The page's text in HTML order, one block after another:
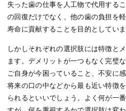
失った歯の仕事を人工物で代用する
の回復だけでなく、他の歯の負担を
寿命に貢献することを目的としていま
しかしそれぞれの選択肢には特徴と
ます。デメリットが一つもなく完璧
ご自身が今困っていること、不安に
将来の口の中などから最も近い特徴
られるといいでしょう。よく何が一